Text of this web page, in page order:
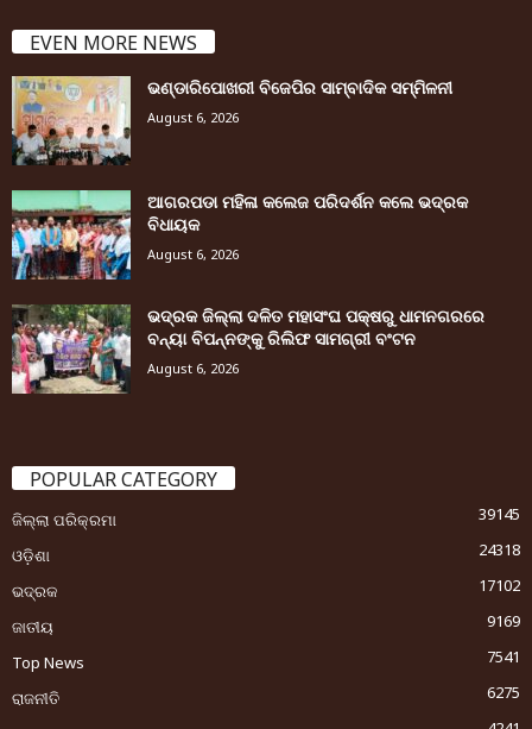
EVEN MORE NEWS
ଭଣ୍ଡାରିପୋଖରୀ ବିଜେପିର ସାମ୍ବାଦିକ ସମ୍ମିଳନୀ
August 6, 2026
ଆଗରପଡା ମହିଳା କଲେଜ ପରିଦର୍ଶନ କଲେ ଭଦ୍ରକ
ବିଧାୟକ
August 6, 2026
ଭଦ୍ରକ ଜିଲ୍ଲା ଦଳିତ ମହାସଂଘ ପକ୍ଷରୁ ଧାମନଗରରେ
ବନ୍ୟା ବିପନ୍ନଙ୍କୁ ରିଲିଫ ସାମଗ୍ରୀ ବଂଟନ
August 6, 2026
POPULAR CATEGORY
ଜିଲ୍ଲା ପରିକ୍ରମା
39145
ଓଡ଼ିଶା
24318
ଭଦ୍ରକ
17102
ଜାତୀୟ
9169
Top News
7541
ରାଜନୀତି
6275